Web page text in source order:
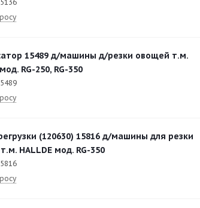
15489 д/машины д/резки овощей т.м.
RG-250, RG-350
(120630) 15816 д/машины для резки
HALLDE мод. RG-350